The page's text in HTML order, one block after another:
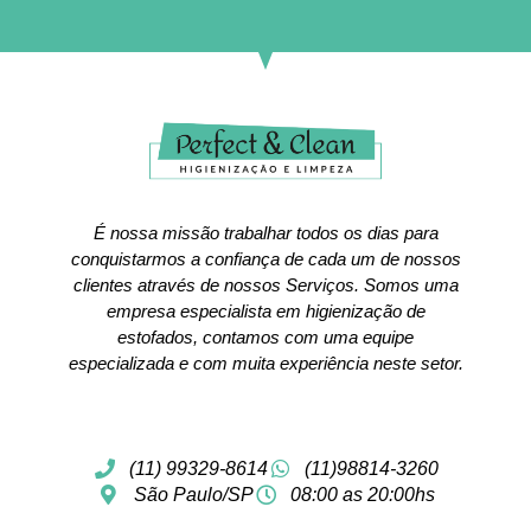
É nossa missão trabalhar todos os dias para
conquistarmos a confiança de cada um de nossos
clientes através de nossos Serviços. Somos uma
empresa especialista em higienização de
estofados, contamos com uma equipe
especializada e com muita experiência neste setor.
(11) 99329-8614
(11)98814-3260
São Paulo/SP
08:00 as 20:00hs